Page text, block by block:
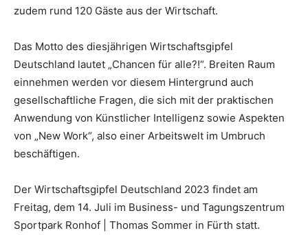
zudem rund 120 Gäste aus der Wirtschaft.
Das Motto des diesjährigen Wirtschaftsgipfel
Deutschland lautet „Chancen für alle?!“. Breiten Raum
einnehmen werden vor diesem Hintergrund auch
gesellschaftliche Fragen, die sich mit der praktischen
Anwendung von Künstlicher Intelligenz sowie Aspekten
von „New Work“, also einer Arbeitswelt im Umbruch
beschäftigen.
Der Wirtschaftsgipfel Deutschland 2023 findet am
Freitag, dem 14. Juli im Business- und Tagungszentrum
Sportpark Ronhof | Thomas Sommer in Fürth statt.